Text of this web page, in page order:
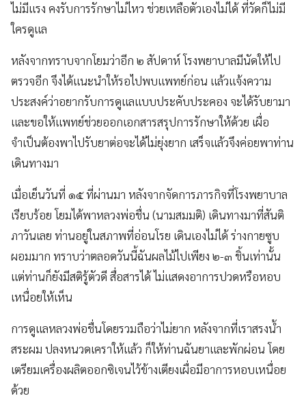
ไม่มีแรง คงรับการรักษาไม่ไหว ช่วยเหลือตัวเองไม่ได้ ที่วัดก็ไม่มี
ใครดูแล
หลังจากทราบจากโยมว่าอีก ๒ สัปดาห์ โรงพยาบาลมีนัดให้ไป
ตรวจอีก จึงได้แนะนำให้รอไปพบแพทย์ก่อน แล้วแจ้งความ
ประสงค์ว่าอยากรับการดูแลแบบประคับประคอง จะได้รับยามา
และขอให้แพทย์ช่วยออกเอกสารสรุปการรักษาให้ด้วย เผื่อ
จำเป็นต้องพาไปรับยาต่อจะได้ไม่ยุ่งยาก เสร็จแล้วจึงค่อยพาท่าน
เดินทางมา
เมื่อเย็นวันที่ ๑๕ ที่ผ่านมา หลังจากจัดการภารกิจที่โรงพยาบาล
เรียบร้อย โยมได้พาหลวงพ่อชื่น (นามสมมติ) เดินทางมาที่สันติ
ภาวันเลย ท่านอยู่ในสภาพที่อ่อนโรย เดินเองไม่ได้ ร่างกายซูบ
ผอมมาก ทราบว่าตลอดวันนี้ฉันผลไม้ไปเพียง ๒-๓ ชิ้นเท่านั้น
แต่ท่านก็ยังมีสติรู้ตัวดี สื่อสารได้ ไม่แสดงอาการปวดหรือหอบ
เหนื่อยให้เห็น
การดูแลหลวงพ่อชื่นโดยรวมถือว่าไม่ยาก หลังจากที่เราสรงน้ำ
สระผม ปลงหนวดเคราให้แล้ว ก็ให้ท่านฉันยาและพักผ่อน โดย
เตรียมเครื่องผลิตออกซิเจนไว้ข้างเตียงเผื่อมีอาการหอบเหนื่อย
ด้วย